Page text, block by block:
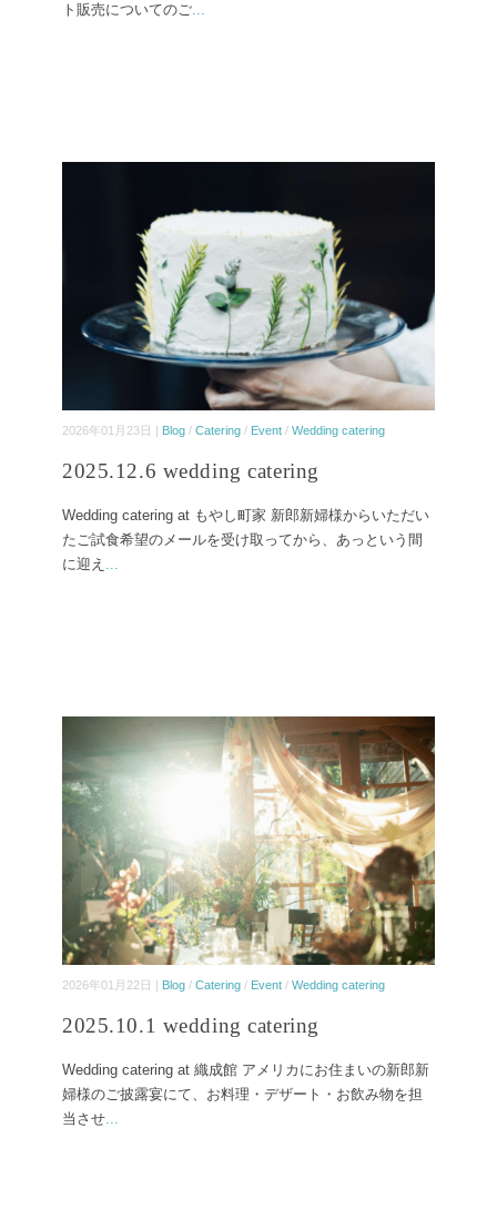
ト販売についてのご
2026年01月23日 | Blog / Catering / Event / Wedding catering
2025.12.6 wedding catering
Wedding catering at もやし町家 新郎新婦様からいただい
たご試食希望のメールを受け取ってから、あっという間
に迎え
2026年01月22日 | Blog / Catering / Event / Wedding catering
2025.10.1 wedding catering
Wedding catering at 織成館 アメリカにお住まいの新郎新
婦様のご披露宴にて、お料理・デザート・お飲み物を担
当させ